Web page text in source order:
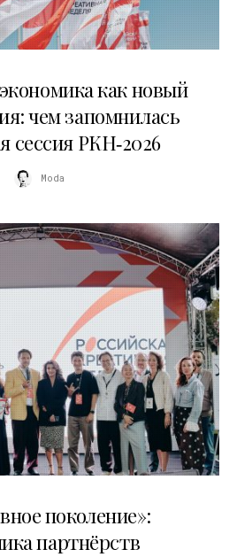
как новый
чем запомнилась
сессия РКН‑2026
Moda
поколение»:
партнёрств